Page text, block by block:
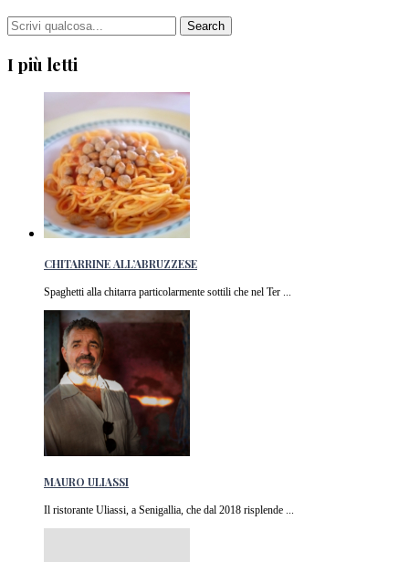
I più letti
CHITARRINE ALL’ABRUZZESE
Spaghetti alla chitarra particolarmente sottili che nel Ter ...
MAURO ULIASSI
Il ristorante Uliassi, a Senigallia, che dal 2018 risplende ...